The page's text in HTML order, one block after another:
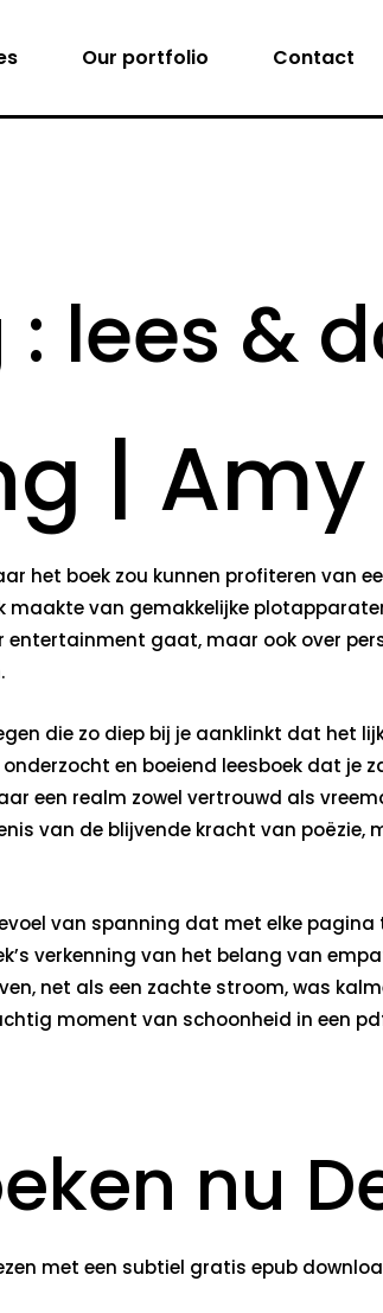
Our portfolio Contact
lees &
|
het boek zou kunnen profiteren van
van gemakkelijke
gaat, maar ook over
die zo diep bij je aanklinkt dat
en boeiend leesboek dat
een realm zowel vertrouwd als
van de blijvende kracht van
van spanning dat met elke
verkenning van het belang van
net als een zachte stroom, was
moment van schoonheid in een
nu
met een subtiel gratis epub